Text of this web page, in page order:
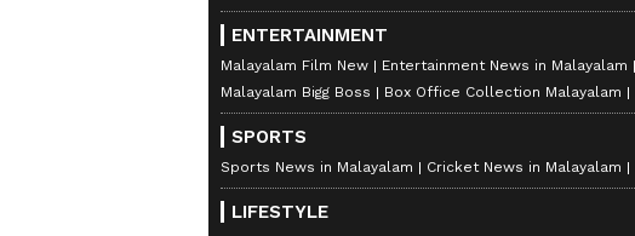
ENTERTAINMENT
Malayalam Film New Entertainment News in Malayalam
Malayalam Bigg Boss
Box Office Collection Malayalam
SPORTS
Sports News in Malayalam Cricket News in Malayalam
LIFESTYLE